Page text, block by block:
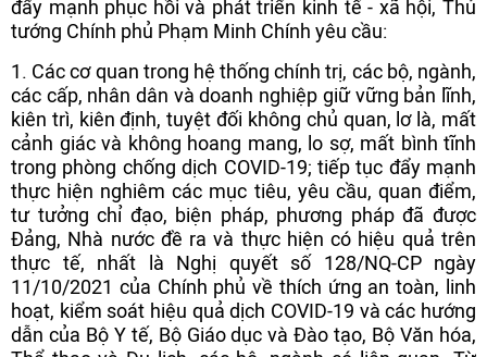
đẩy mạnh phục hồi và phát triển kinh tế - xã hội, Thủ
tướng Chính phủ Phạm Minh Chính yêu cầu:
1. Các cơ quan trong hệ thống chính trị, các bộ, ngành,
các cấp, nhân dân và doanh nghiệp giữ vững bản lĩnh,
kiên trì, kiên định, tuyệt đối không chủ quan, lơ là, mất
cảnh giác và không hoang mang, lo sợ, mất bình tĩnh
trong phòng chống dịch COVID-19; tiếp tục đẩy mạnh
thực hiện nghiêm các mục tiêu, yêu cầu, quan điểm,
tư tưởng chỉ đạo, biện pháp, phương pháp đã được
Đảng, Nhà nước đề ra và thực hiện có hiệu quả trên
thực tế, nhất là Nghị quyết số 128/NQ-CP ngày
11/10/2021 của Chính phủ về thích ứng an toàn, linh
hoạt, kiểm soát hiệu quả dịch COVID-19 và các hướng
dẫn của Bộ Y tế, Bộ Giáo dục và Đào tạo, Bộ Văn hóa,